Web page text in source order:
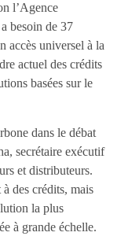
l’Agence
besoin de 37
accès universel à la
actuel des crédits
basées sur le
dans le débat
secrétaire exécutif
et distributeurs.
des crédits, mais
la plus
à grande échelle.